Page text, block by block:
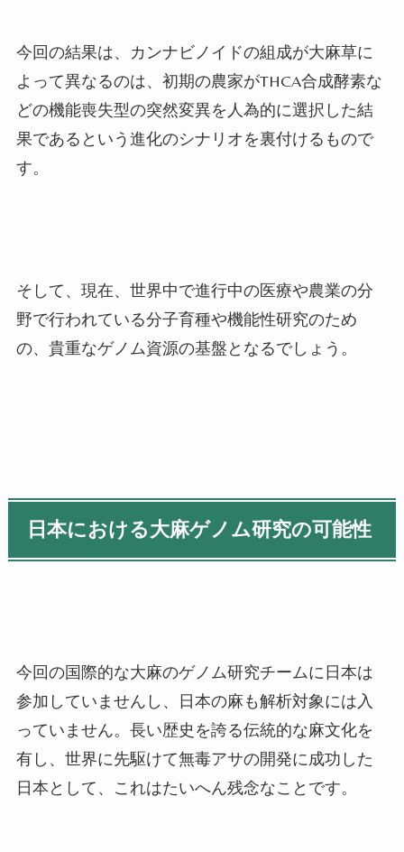
今回の結果は、カンナビノイドの組成が大麻草に
よって異なるのは、初期の農家がTHCA合成酵素な
どの機能喪失型の突然変異を人為的に選択した結
果であるという進化のシナリオを裏付けるもので
す。
そして、現在、世界中で進行中の医療や農業の分
野で行われている分子育種や機能性研究のため
の、貴重なゲノム資源の基盤となるでしょう。
日本における大麻ゲノム研究の可能性
今回の国際的な大麻のゲノム研究チームに日本は
参加していませんし、日本の麻も解析対象には入
っていません。長い歴史を誇る伝統的な麻文化を
有し、世界に先駆けて無毒アサの開発に成功した
日本として、これはたいへん残念なことです。